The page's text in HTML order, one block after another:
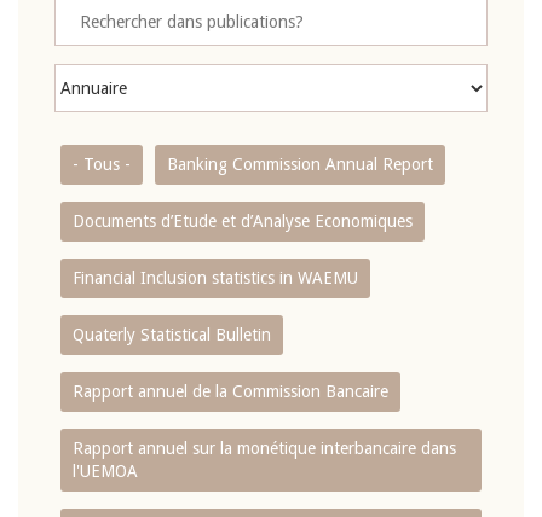
- Tous - Banking Commission Annual Report
Documents d’Etude et d’Analyse Economiques
Financial Inclusion statistics in WAEMU
Quaterly Statistical Bulletin
Rapport annuel de la Commission Bancaire
Rapport annuel sur la monétique interbancaire dans
l'UEMOA